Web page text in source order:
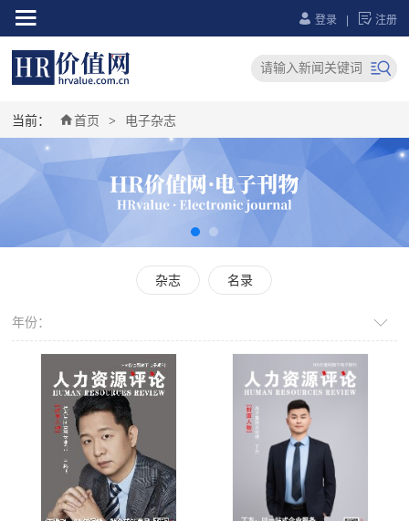
  登录  注册

当前： 首页 > 电子杂志
杂志 名录
年份： 